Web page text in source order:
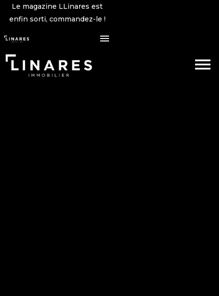
Le magazine LLinares est
enfin sorti, commandez-le !